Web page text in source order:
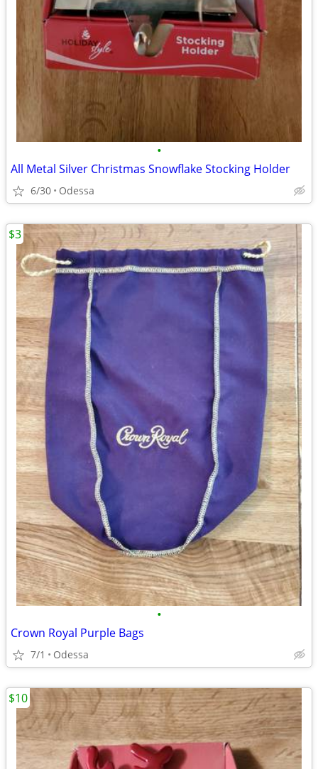
•
All Metal Silver Christmas Snowflake Stocking Holder
6/30 Odessa
•
Crown Royal Purple Bags
7/1 Odessa
$3
$10